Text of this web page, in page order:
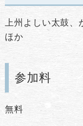
上州よしい太鼓
ほか
参加料
無料